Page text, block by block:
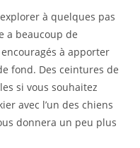
à quelques pas
a beaucoup de
à apporter
fond. Des ceintures de
si vous souhaitez
avec l’un des chiens
donnera un peu plus